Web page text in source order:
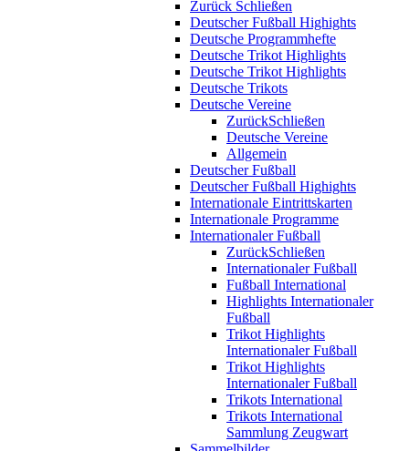
Zurück Schließen
Deutscher Fußball Highights
Deutsche Programmhefte
Deutsche Trikot Highlights
Deutsche Trikot Highlights
Deutsche Trikots
Deutsche Vereine
ZurückSchließen
Deutsche Vereine
Allgemein
Deutscher Fußball
Deutscher Fußball Highights
Internationale Eintrittskarten
Internationale Programme
Internationaler Fußball
ZurückSchließen
Internationaler Fußball
Fußball International
Highlights Internationaler
Fußball
Trikot Highlights
Internationaler Fußball
Trikot Highlights
Internationaler Fußball
Trikots International
Trikots International
Sammlung Zeugwart